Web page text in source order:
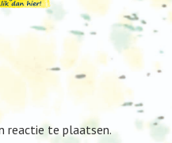
reactie te plaatsen.